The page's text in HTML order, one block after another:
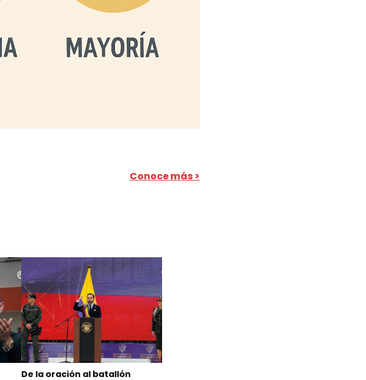
Conoce más >
De la oración al batallón